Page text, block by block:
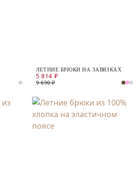
ЛЕТНИЕ БРЮКИ НА ЗАВЯЗКАХ
5 814 ₽
9 690 ₽